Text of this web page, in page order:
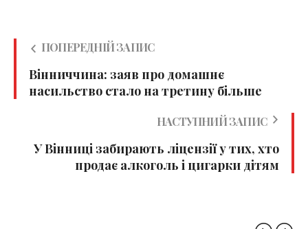
ПОПЕРЕДНІЙ ЗАПИС
Вінниччина: заяв про домашнє
насильство стало на третину більше
НАСТУПНИЙ ЗАПИС
У Вінниці забирають ліцензії у тих, хто
продає алкоголь і цигарки дітям